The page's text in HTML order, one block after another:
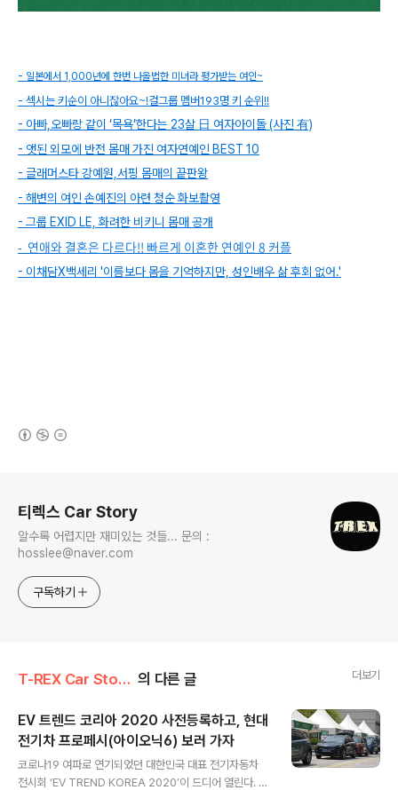
- 일본에서 1,000년에 한번 나올법한 미녀라 평가받는 여인~
- 섹시는 키순이 아니잖아요~!걸그룹 멤버193명 키 순위!!
- 아빠,오빠랑 같이 ‘목욕’한다는 23살 日 여자아이돌 (사진 有)
- 앳된 외모에 반전 몸매 가진 여자연예인 BEST 10
- 글래머스타 강예원,서핑 몸매의 끝판왕
- 해변의 여인 손예진의 아련 청순 화보촬영
- 그룹 EXID LE, 화려한 비키니 몸매 공개
- 연애와 결혼은 다르다!! 빠르게 이혼한 연예인 8 커플
- 이채담X백세리 '이름보다 몸을 기억하지만, 성인배우 삶 후회 없어.'
티렉스 Car Story
알수록 어렵지만 재미있는 것들... 문의 :
hosslee@naver.com
구독하기
T-REX Car Story/Car 시장&업계이야기 의 다른 글 더보기
EV 트렌드 코리아 2020 사전등록하고, 현대
전기차 프로페시(아이오닉6) 보러 가자
코로나19 여파로 연기되었던 대한민국 대표 전기자동차
전시회 ‘EV TREND KOREA 2020’이 드디어 열린다. E